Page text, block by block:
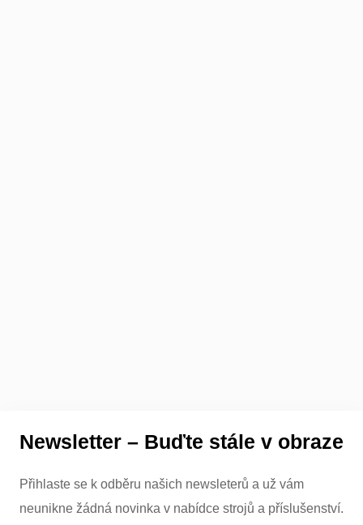
Newsletter – Buďte stále v obraze
Přihlaste se k odběru našich newsleterů a už vám
neunikne žádná novinka v nabídce strojů a příslušenství.